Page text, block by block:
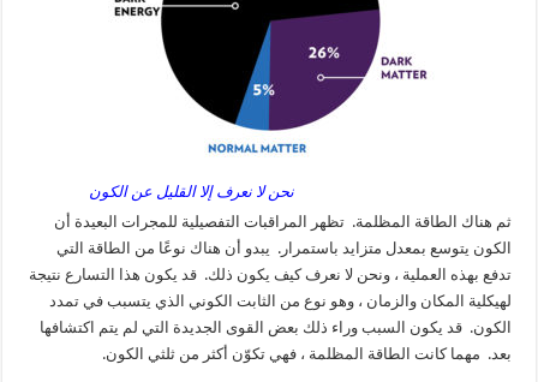
نحن لا نعرف إلا القليل عن الكون
ثم هناك الطاقة المظلمة. تظهر المراقبات التفصيلية للمجرات البعيدة أن
الكون يتوسع بمعدل متزايد باستمرار. يبدو أن هناك نوعًا من الطاقة التي
تدفع بهذه العملية ، ونحن لا نعرف كيف يكون ذلك. قد يكون هذا التسارع نتيجة
لهيكلية المكان والزمان ، وهو نوع من الثابت الكوني الذي يتسبب في تمدد
الكون. قد يكون السبب وراء ذلك بعض القوى الجديدة التي لم يتم اكتشافها
بعد. مهما كانت الطاقة المظلمة ، فهي تكوّن أكثر من ثلثي الكون.